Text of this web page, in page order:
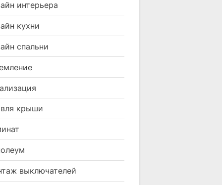
интерьера
кухни
спальни
крыши
выключателей